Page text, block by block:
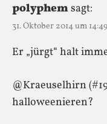
polyphemsagt:
31. Oktober 2014 um
Er „jürgt“ halt
@Kraeuselhirn
halloweenieren?